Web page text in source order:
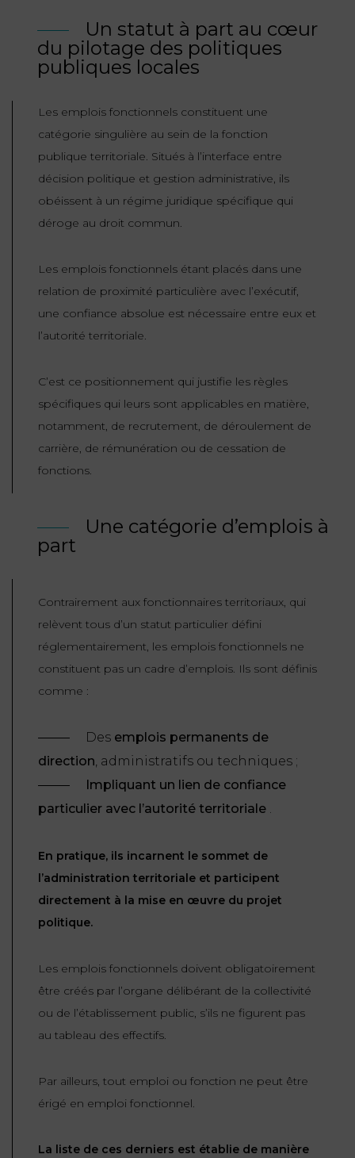
CONTRATS &
CONSOMMATION
ADMINISTRATIF
VOS
DROITS
LICENCIEMENT
ALIMENTAIRE
PRESTATION
COMPENSATOIRE
PRÉJUDICE
FISCALITÉ
DROIT
DU
TRAVAIL
DROIT
RGPD
PERSONNELLES
DROIT
DU
PROPRIÉTÉ
DISTRIBUTION
ENTREPRISES
EN
PERSONNES
PUBLIQUES
AGN
HAUSSMANN
DU
TOURISME
PUBLIQUE
PRÉJUDICE
CORPOREL
DROIT
ÉTRANGERS
ET
L’IMMIGRATION
DE
L’URBANISME
09
72
34
EN LIGNE
Un statut à part au cœur
du pilotage des politiques
publiques locales
Les emplois fonctionnels constituent une
catégorie singulière au sein de la fonction
publique territoriale. Situés à l’interface entre
décision politique et gestion administrative, ils
obéissent à un régime juridique spécifique qui
déroge au droit commun.
Les emplois fonctionnels étant placés dans une
relation de proximité particulière avec l’exécutif,
une confiance absolue est nécessaire entre eux et
l’autorité territoriale.
C’est ce positionnement qui justifie les règles
spécifiques qui leurs sont applicables en matière,
notamment, de recrutement, de déroulement de
carrière, de rémunération ou de cessation de
fonctions.
Une catégorie d’emplois à
part
Contrairement aux fonctionnaires territoriaux, qui
relèvent tous d’un statut particulier défini
réglementairement, les emplois fonctionnels ne
constituent pas un cadre d’emplois. Ils sont définis
comme :
Des emplois permanents de
direction, administratifs ou techniques ;
Impliquant un lien de confiance
particulier avec l’autorité territoriale .
En pratique, ils incarnent le sommet de
l’administration territoriale et participent
directement à la mise en œuvre du projet
politique.
Les emplois fonctionnels doivent obligatoirement
être créés par l’organe délibérant de la collectivité
ou de l’établissement public, s’ils ne figurent pas
au tableau des effectifs.
Par ailleurs, tout emploi ou fonction ne peut être
érigé en emploi fonctionnel.
La liste de ces derniers est établie de manière